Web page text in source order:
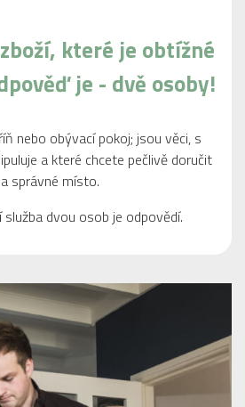
které je obtížné
je - dvě osoby!
nebo obývací pokoj; jsou věci, s
a které chcete pečlivě doručit
správné místo.
služba dvou osob je odpovědí.